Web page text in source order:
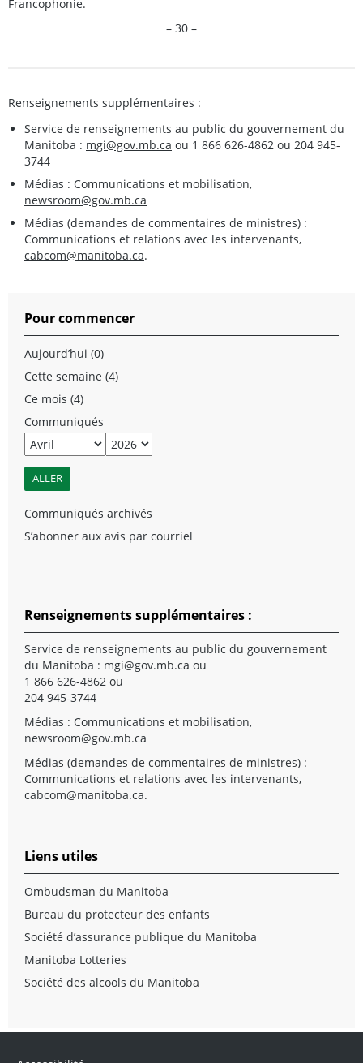
Francophonie.
– 30 –
Renseignements supplémentaires :
Service de renseignements au public du gouvernement du
Manitoba : mgi@gov.mb.ca ou 1 866 626-4862 ou 204 945-
3744
Médias : Communications et mobilisation,
newsroom@gov.mb.ca
Médias (demandes de commentaires de ministres) :
Communications et relations avec les intervenants,
cabcom@manitoba.ca.
Pour commencer
Aujourd’hui (0)
Cette semaine (4)
Ce mois (4)
Communiqués
Communiqués archivés
S’abonner aux avis par courriel
Renseignements supplémentaires :
Service de renseignements au public du gouvernement
du Manitoba : mgi@gov.mb.ca ou
1 866 626-4862 ou
204 945-3744
Médias : Communications et mobilisation,
newsroom@gov.mb.ca
Médias (demandes de commentaires de ministres) :
Communications et relations avec les intervenants,
cabcom@manitoba.ca.
Liens utiles
Ombudsman du Manitoba
Bureau du protecteur des enfants
Société d’assurance publique du Manitoba
Manitoba Lotteries
Société des alcools du Manitoba